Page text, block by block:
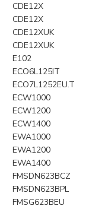
CDE12X
CDE12X
CDE12XUK
CDE12XUK
E102
ECO6L125IT
ECO7L1252EU.T
ECW1000
ECW1200
ECW1400
EWA1000
EWA1200
EWA1400
FMSDN623BCZ
FMSDN623BPL
FMSG623BEU